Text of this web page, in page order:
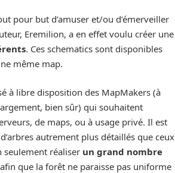
pour but d’amuser et/ou d’émerveiller
Eremilion, a en effet voulu créer une
. Ces schematics sont disponibles
même map.
à libre disposition des MapMakers (à
bien sûr) qui souhaitent
de maps, ou à usage privé. Il est
autrement plus détaillés que ceux
seulement réaliser un grand nombre
que la forêt ne paraisse pas uniforme